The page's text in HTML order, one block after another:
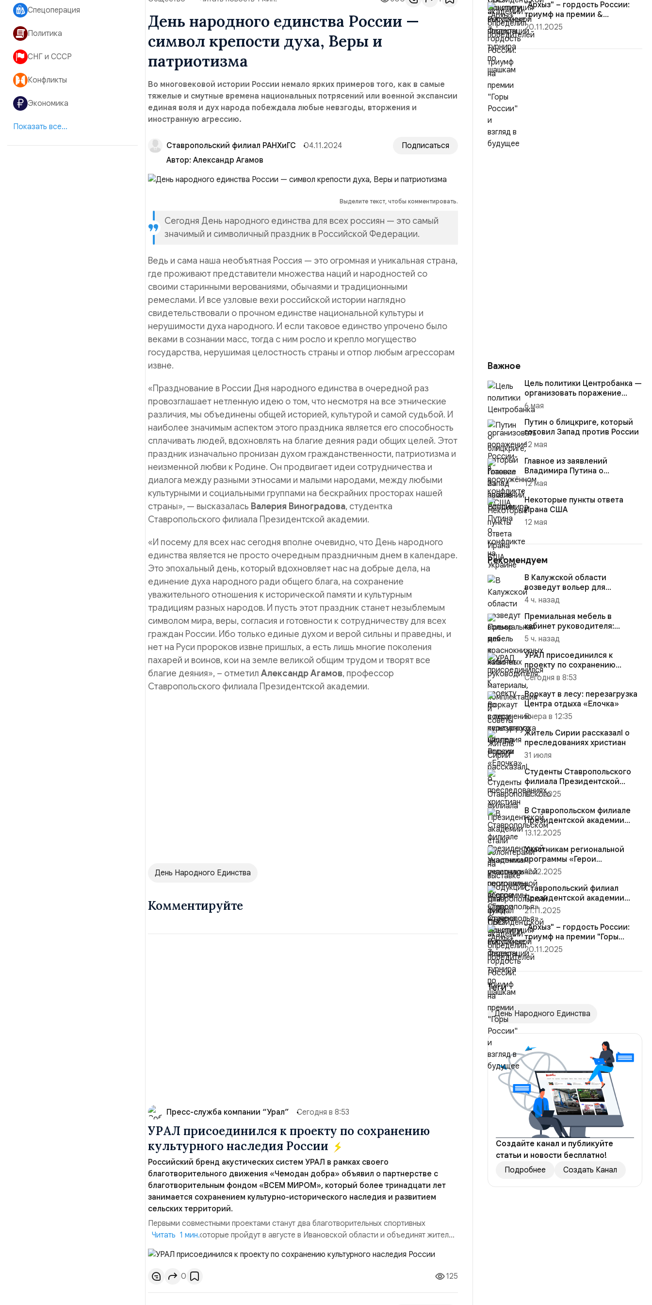
Спецоперация
Политика
СНГ и СССР
Конфликты
Экономика
Показать все...
День народного единства России —
символ крепости духа, Веры и
патриотизма
Во многовековой истории России немало ярких примеров того, как в самые
тяжелые и смутные времена национальных потрясений или военной экспансии
единая воля и дух народа побеждала любые невзгоды, вторжения и
иностранную агрессию.
Ставропольский филиал РАНХиГС 04.11.2024
Подписаться
Автор: Александр Агамов
Выделите текст, чтобы комментировать.
Сегодня День народного единства для всех россиян — это самый
значимый и символичный праздник в Российской Федерации.
Ведь и сама наша необъятная Россия — это огромная и уникальная страна,
где проживают представители множества наций и народностей со
своими старинными верованиями, обычаями и традиционными
ремеслами. И все узловые вехи российской истории наглядно
свидетельствовали о прочном единстве национальной культуры и
нерушимости духа народного. И если таковое единство упрочено было
веками в сознании масс, тогда с ним росло и крепло могущество
государства, нерушимая целостность страны и отпор любым агрессорам
извне.
«Празднование в России Дня народного единства в очередной раз
провозглашает нетленную идею о том, что несмотря на все этнические
различия, мы объединены общей историей, культурой и самой судьбой. И
наиболее значимым аспектом этого праздника является его способность
сплачивать людей, вдохновлять на благие деяния ради общих целей. Этот
праздник изначально пронизан духом гражданственности, патриотизма и
неизменной любви к Родине. Он продвигает идеи сотрудничества и
диалога между разными этносами и малыми народами, между любыми
культурными и социальными группами на бескрайних просторах нашей
страны», — высказалась Валерия Виноградова, студентка
Ставропольского филиала Президентской академии.
«И посему для всех нас сегодня вполне очевидно, что День народного
единства является не просто очередным праздничным днем в календаре.
Это эпохальный день, который вдохновляет нас на добрые дела, на
единение духа народного ради общего блага, на сохранение
уважительного отношения к исторической памяти и культурным
традициям разных народов. И пусть этот праздник станет незыблемым
символом мира, веры, согласия и готовности к сотрудничеству для всех
граждан России. Ибо только единые духом и верой сильны и праведны, и
нет на Руси пророков извне пришлых, а есть лишь многие поколения
пахарей и воинов, кои на земле великой общим трудом и творят все
благие деяния», – отметил Александр Агамов, профессор
Ставропольского филиала Президентской академии.
День Народного Единства
Комментируйте
Пресс-служба компании “Урал” Сегодня в 8:53
УРАЛ присоединился к проекту по сохранению
культурного наследия России
Российский бренд акустических систем УРАЛ в рамках своего
благотворительного движения «Чемодан добра» объявил о партнерстве с
благотворительным фондом «ВСЕМ МИРОМ», который более тринадцати лет
занимается сохранением культурно-исторического наследия и развитием
сельских территорий.
Первыми совместными проектами станут два благотворительных спортивных
мероприятия, которые пройдут в августе в Ивановской области и объединят жителей
региона, волонтеров и участников со всей страны. Для УРАЛ это продолжение
философии бренда, основанной на развитии российского производства и
продвижении русского звука. Компания убеждена, что уважение к с...
Читать 1 мин.
0 125
"Архыз" – гордость России:
триумф на премии &...
20.11.2025
Важное
Цель политики Центробанка —
организовать поражение
России в вооружённом
конфликте с США
6 мая
Путин о блицкриге, который
готовил Запад против России
12 мая
Главное из заявлений
Владимира Путина о
конфликте на Украине
12 мая
Некоторые пункты ответа
Ирана США
12 мая
Рекомендуем
В Калужской области
возведут вольер для
краснокнижных животных
4 ч. назад
Премиальная мебель в
кабинет руководителя:
материалы, комплектация и
5 ч. назад
УРАЛ присоединился к
проекту по сохранению
культурного наследия России
Сегодня в 8:53
Воркаут в лесу: перезагрузка
Центра отдыха «Елочка»
Вчера в 12:35
Житель Сирии рассказалI о
преследованиях христиан
31 июля
Студенты Ставропольского
филиала Президентской
академии стали волонтёрами
13.12.2025
В Ставропольском филиале
Президентской академии
участники региональной
13.12.2025
Участникам региональной
программы «Герои
Ставрополья» вручена
Конституция Ро...
12.12.2025
Ставропольский филиал
Президентской академии
определил победителей
турнира ...
21.11.2025
"Архыз" – гордость России:
триумф на премии "Горы
России"...
20.11.2025
Теги
День Народного Единства
Создайте канал и публикуйте
статьи и новости бесплатно!
Подробнее
Создать Канал